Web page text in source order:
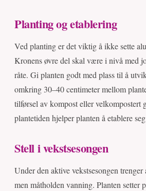
Planting og etablering
Ved planting er det viktig å ikke sette
Kronens øvre del skal være i nivå med
råte. Gi planten godt med plass til å
omkring 30–40 centimeter mellom
tilførsel av kompost eller velkompostert
plantetiden hjelper planten å etablere
Stell i vekstsesongen
Under den aktive vekstsesongen
men måtholden vanning. Planten setter